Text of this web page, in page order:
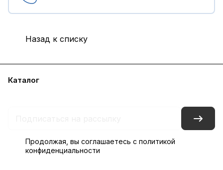
Назад к списку
Каталог
Продолжая, вы соглашаетесь с политикой
конфиденциальности